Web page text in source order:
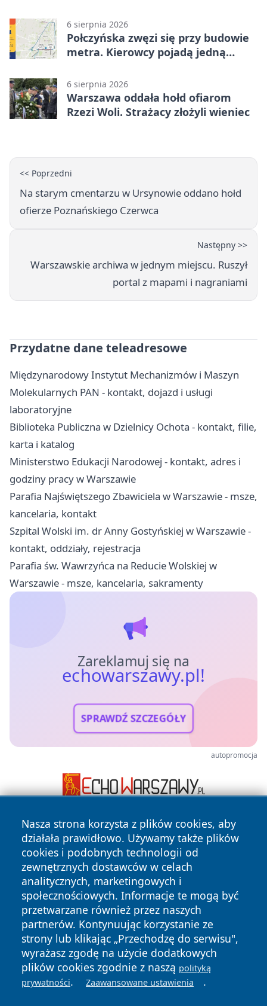
6 sierpnia 2026
Połczyńska zwęzi się przy budowie
metra. Kierowcy pojadą jedną
6 sierpnia 2026
Warszawa oddała hołd ofiarom
Rzezi Woli. Strażacy złożyli wieniec
<< Poprzedni
Na starym cmentarzu w Ursynowie oddano hołd
ofierze Poznańskiego Czerwca
Następny >>
Warszawskie archiwa w jednym miejscu. Ruszył
portal z mapami i nagraniami
Przydatne dane teleadresowe
Międzynarodowy Instytut Mechanizmów i Maszyn
Molekularnych PAN - kontakt, dojazd i usługi
laboratoryjne
Biblioteka Publiczna w Dzielnicy Ochota - kontakt, filie,
karta i katalog
Ministerstwo Edukacji Narodowej - kontakt, adres i
godziny pracy w Warszawie
Parafia Najświętszego Zbawiciela w Warszawie - msze,
kancelaria, kontakt
Szpital Wolski im. dr Anny Gostyńskiej w Warszawie -
kontakt, oddziały, rejestracja
Parafia św. Wawrzyńca na Reducie Wolskiej w
Warszawie - msze, kancelaria, sakramenty
Zareklamuj się na
echowarszawy.pl!
SPRAWDŹ SZCZEGÓŁY
autopromocja
Nasza strona korzysta z plików cookies, aby
działała prawidłowo. Używamy także plików
cookies i podobnych technologii od
zewnętrznych dostawców w celach
analitycznych, marketingowych i
społecznościowych. Informacje te mogą być
przetwarzane również przez naszych
partnerów. Kontynuując korzystanie ze
strony lub klikając „Przechodzę do serwisu",
wyrażasz zgodę na użycie dodatkowych
plików cookies zgodnie z naszą polityką
prywatności. Zaawansowane ustawienia .
Copyright © 2026 echowarszawy.pl Wszystkie prawa
zastrzeżone.
News Autorzy
Polityka
Prywatności
Polityka
Cookies